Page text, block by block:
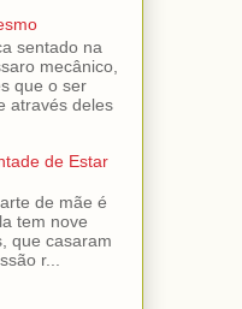
sentado na
mecânico,
que o ser
através deles
de Estar
de mãe é
tem nove
que casaram
r...